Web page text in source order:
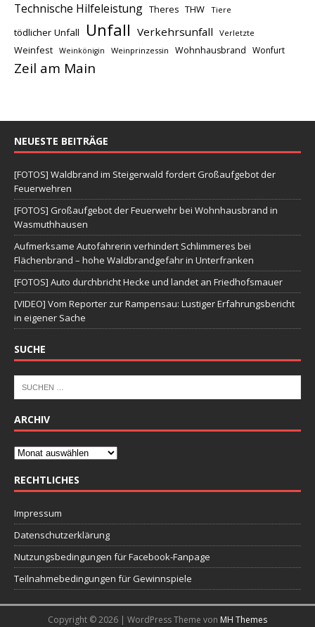
Technische Hilfeleistung Theres THW Tiere
tödlicher Unfall Unfall Verkehrsunfall Verletzte
Weinfest Weinkönigin Weinprinzessin Wohnhausbrand Wonfurt
Zeil am Main
NEUESTE BEITRÄGE
[FOTOS] Waldbrand im Steigerwald fordert Großaufgebot der
Feuerwehren
[FOTOS] Großaufgebot der Feuerwehr bei Wohnhausbrand in
Wasmuthhausen
Aufmerksame Autofahrerin verhindert Schlimmeres bei
Flächenbrand – hohe Waldbrandgefahr in Unterfranken
[FOTOS] Auto durchbricht Hecke und landet an Friedhofsmauer
[VIDEO] Vom Reporter zur Rampensau: Lustiger Erfahrungsbericht
in eigener Sache
SUCHE
ARCHIV
RECHTLICHES
Impressum
Datenschutzerklärung
Nutzungsbedingungen für Facebook-Fanpage
Teilnahmebedingungen für Gewinnspiele
Copyright © 2026 | WordPress Theme von MH Themes